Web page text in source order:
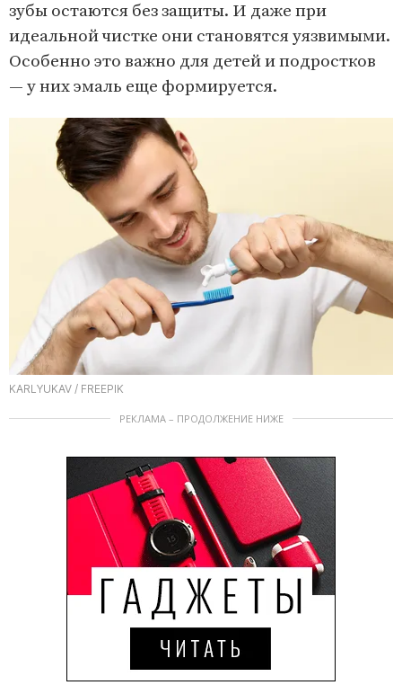
зубы остаются без защиты. И даже при
идеальной чистке они становятся уязвимыми.
Особенно это важно для детей и подростков
— у них эмаль еще формируется.
KARLYUKAV / FREEPIK
РЕКЛАМА – ПРОДОЛЖЕНИЕ НИЖЕ